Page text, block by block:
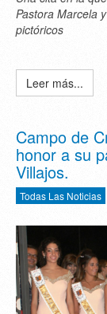
Pastora Marcela
pictóricos
Leer más...
Campo de
honor a su
Villajos.
Todas Las Noticias